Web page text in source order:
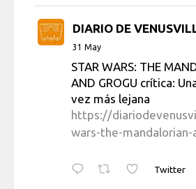
DIARIO DE
31 May
STAR WARS: THE
AND GROGU crítica:
vez más lejana
https://
wars-the-mandalorian-
Twitter